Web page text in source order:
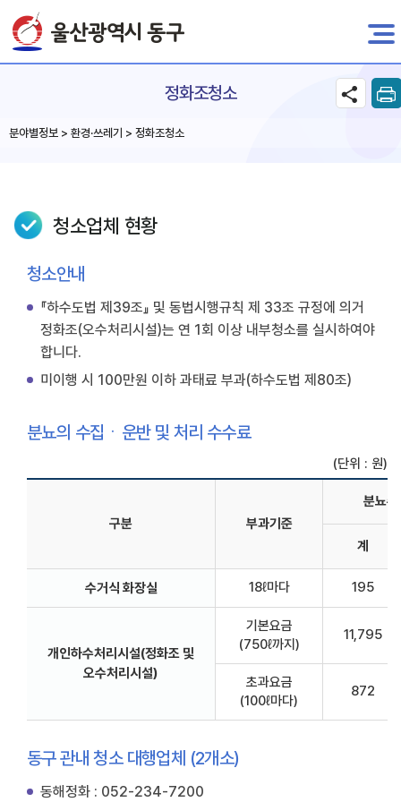
전자민원
정화조청소
분야별정보 > 환경·쓰레기 > 정화조청소
청소업체 현황
청소안내
『하수도법 제39조』 및 동법시행규칙 제 33조 규정에 의거
정화조(오수처리시설)는 연 1회 이상 내부청소를 실시하여야
합니다.
미이행 시 100만원 이하 과태료 부과(하수도법 제80조)
분뇨의 수집ㆍ운반 및 처리 수수료
(단위 : 원)
구분 부과기준
분뇨
계
수거식 화장실 18ℓ마다 195
개인하수처리시설(정화조 및
오수처리시설)
기본요금
(750ℓ까지)
11,795
초과요금
(100ℓ마다)
872
동구 관내 청소 대행업체 (2개소)
동해정화 : 052-234-7200